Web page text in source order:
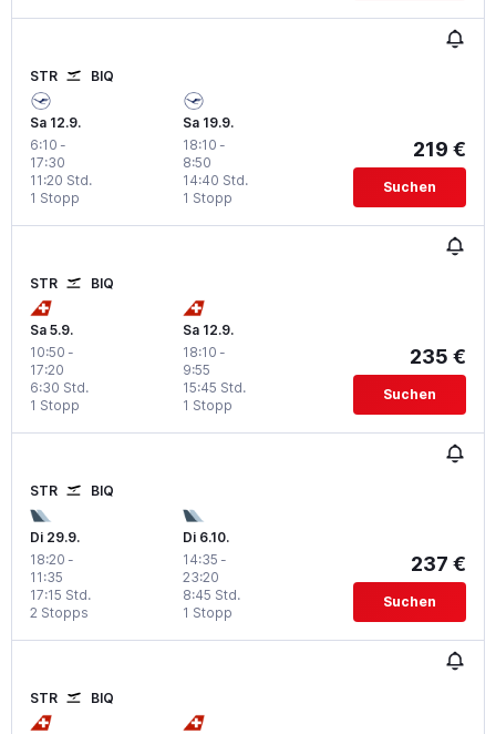
STR BIQ
Sa 12.9.
6:10 -
17:30
1 Stopp
11:20 Std.
Sa 19.9.
18:10 -
8:50
1 Stopp
14:40 Std.
219 €
Suchen
STR BIQ
Sa 5.9.
10:50 -
17:20
1 Stopp
6:30 Std.
Sa 12.9.
18:10 -
9:55
1 Stopp
15:45 Std.
235 €
Suchen
STR BIQ
Di 29.9.
18:20 -
11:35
2 Stopps
17:15 Std.
Di 6.10.
14:35 -
23:20
1 Stopp
8:45 Std.
237 €
Suchen
STR BIQ